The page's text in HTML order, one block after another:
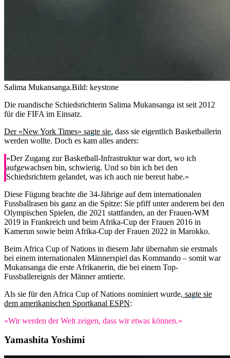
Salima Mukansanga.Bild: keystone
Die ruandische Schiedsrichterin Salima Mukansanga ist seit 2012
für die FIFA im Einsatz.
Der «New York Times» sagte sie, dass sie eigentlich Basketballerin
werden wollte. Doch es kam alles anders:
«Der Zugang zur Basketball-Infrastruktur war dort, wo ich
aufgewachsen bin, schwierig. Und so bin ich bei den
Schiedsrichtern gelandet, was ich auch nie bereut habe.»
Diese Fügung brachte die 34-Jährige auf dem internationalen
Fussballrasen bis ganz an die Spitze: Sie pfiff unter anderem bei den
Olympischen Spielen, die 2021 stattfanden, an der Frauen-WM
2019 in Frankreich und beim Afrika-Cup der Frauen 2016 in
Kamerun sowie beim Afrika-Cup der Frauen 2022 in Marokko.
Beim Africa Cup of Nations in diesem Jahr übernahm sie erstmals
bei einem internationalen Männerspiel das Kommando – somit war
Mukansanga die erste Afrikanerin, die bei einem Top-
Fussballereignis der Männer amtierte.
Als sie für den Africa Cup of Nations nominiert wurde, sagte sie
dem amerikanischen Sportkanal ESPN:
«Wir werden der Welt zeigen, dass wir etwas können.»
Yamashita Yoshimi